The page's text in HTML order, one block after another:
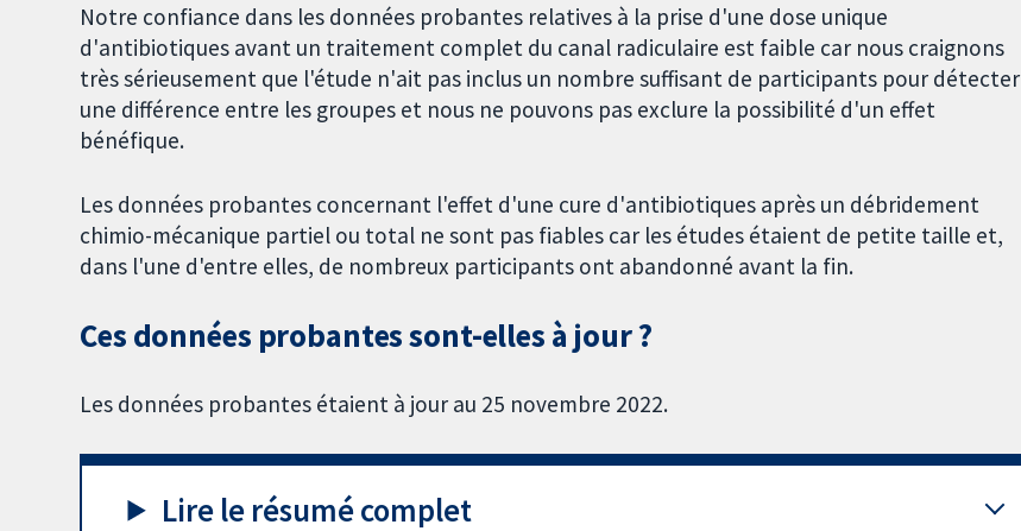
Notre confiance dans les données probantes relatives à la prise d'une dose unique
d'antibiotiques avant un traitement complet du canal radiculaire est faible car nous craignons
très sérieusement que l'étude n'ait pas inclus un nombre suffisant de participants pour détecter
une différence entre les groupes et nous ne pouvons pas exclure la possibilité d'un effet
bénéfique.
Les données probantes concernant l'effet d'une cure d'antibiotiques après un débridement
chimio-mécanique partiel ou total ne sont pas fiables car les études étaient de petite taille et,
dans l'une d'entre elles, de nombreux participants ont abandonné avant la fin.
Ces données probantes sont-elles à jour ?
Les données probantes étaient à jour au 25 novembre 2022.
Lire le résumé complet